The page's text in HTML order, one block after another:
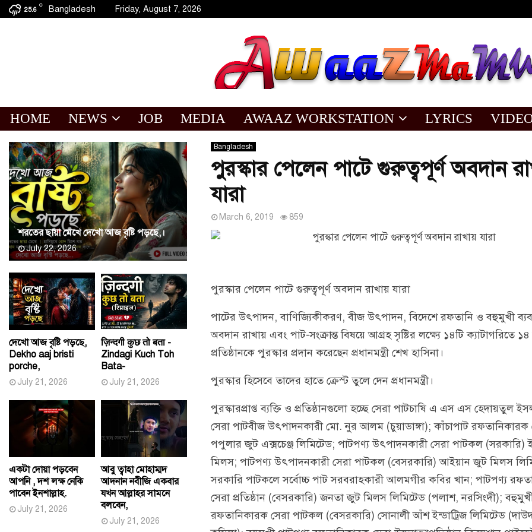
25.6
C Bangladesh Friday, August 7, 2026
HOME NEWS JOB MEDIA AWAAZ WORKSTATION LYRICS
Bangladesh
পুরস্কার পেলেন পাটে গুরুত্বপূর্ণ অবদান
যারা
March 6, 2019 859
পুরস্কার পেলেন পাটে গুরুত্বপূর্ণ অবদান রাখায় যারা
পাটের উৎপাদন, বাণিজ্যিকীকরণ, বীজ উৎপাদন, বিদেশে রফতানি ও বহুমুখী
অবদান রাখায় এবং পাট-সংক্রান্ত বিষয়ে আগ্রহ সৃষ্টির লক্ষ্যে ১৪টি ক্যাটাগরিতে
প্রতিষ্ঠানকে পুরস্কার প্রদান করেছেন প্রধানমন্ত্রী শেখ হাসিনা।
পুরস্কার হিসেবে তাদের হাতে ক্রেস্ট তুলে দেন প্রধানমন্ত্রী।
পুরস্কারপ্রাপ্ত ব্যক্তি ও প্রতিষ্ঠানগুলো হচ্ছে সেরা পাটচাষি এ এস এস হেদায়তুল
সেরা পাটবীজ উৎপাদনকারী মো. নুর আলম (চুয়াডাঙ্গা); কাঁচাপাট রফতানিকারক
পপুলার জুট এক্সচেঞ্জ লিমিটেড; পাটপণ্য উৎপাদনকারী সেরা পাটকল
মিলস; পাটপণ্য উৎপাদনকারী সেরা পাটকল (বেসরকারি) আইয়ান জুট মিলস
সরকারি পাটকলে সর্বোচ্চ পাট সরবরাহকারী আলমগীর কবির খান; পাটপণ্য
সেরা প্রতিষ্ঠান (বেসরকারি) জনতা জুট মিলস লিমিটেড (পলাশ, নরসিংদী);
রফতানিকারক সেরা পাটকল (বেসরকারি) সোনালী আঁশ ইন্ডাট্রিজ লিমিটেড
শরতের ছায়া মেখে দেখো আজ বৃষ্টি পড়ছে,।
July 22, 2026
দেখো আজ বৃষ্টি পড়ছে,
Dekho aaj bristi
porche,
July 21, 2026
ज़िन्दगी कुछ तो बता -
Zindagi Kuch Toh
Bata-
July 21, 2026
একটা দোয়া পড়বেন
আপনি , দশ লক্ষ নেকি
পাবেন ইনশাল্লাহ.
July 21, 2026
আবু ত্বাহা মোহাম্মদ
আদনান নবীজি একবার
যখন আল্লাহর সামনে
বলবেন,
July 21, 2026